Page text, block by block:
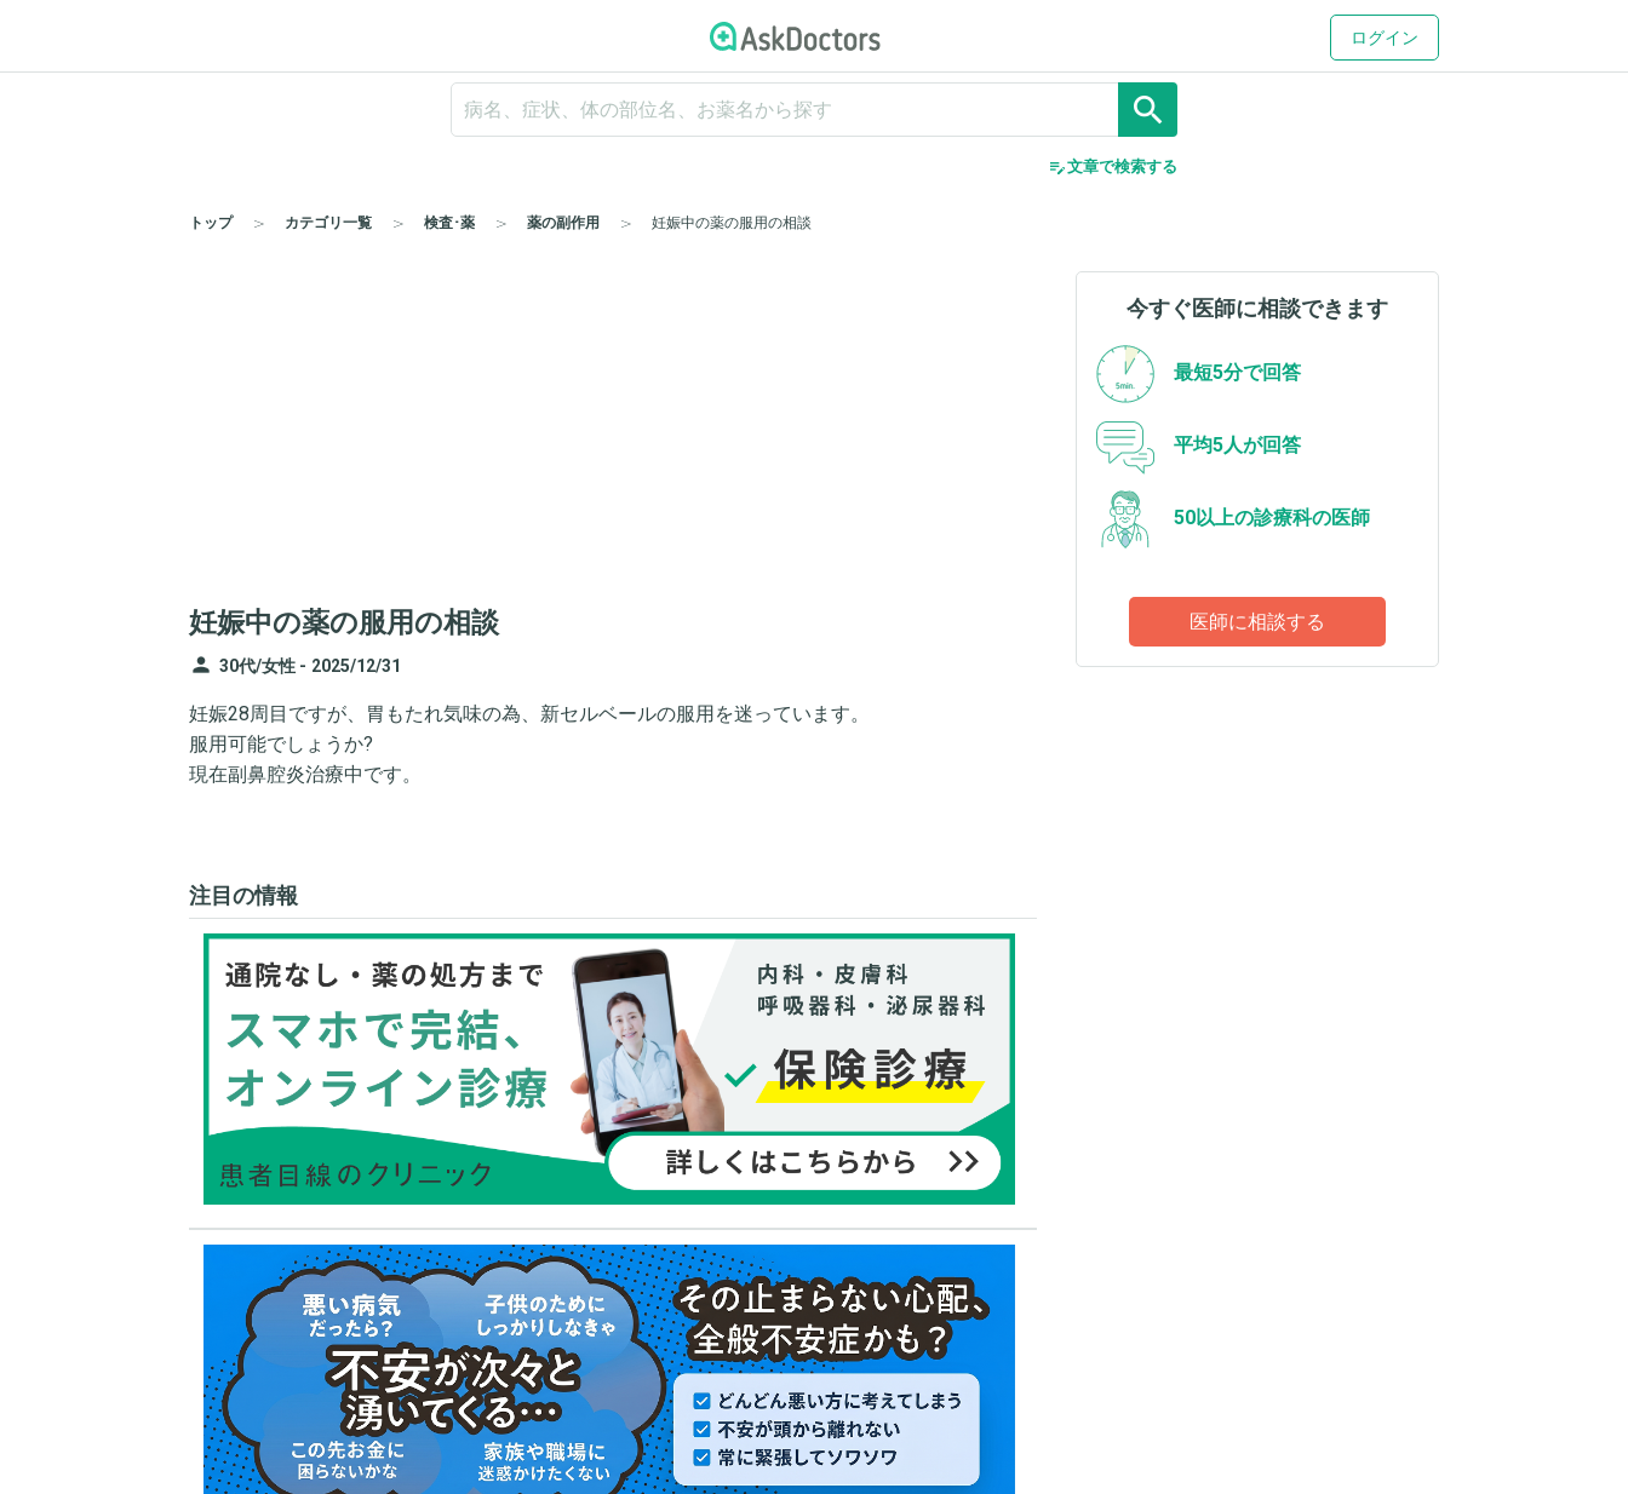
ログイン
search
edit_note文章で検索する
トップ カテゴリ一覧 検査･薬 薬の副作用 妊娠中の薬の服用の相談
妊娠中の薬の服用の相談
person 30代/女性 - 2025/12/31
妊娠28周目ですが、胃もたれ気味の為、新セルベールの服用を迷っています。
服用可能でしょうか?
現在副鼻腔炎治療中です。
注目の情報
今すぐ医師に相談できます
最短5分で回答
平均5人が回答
50以上の診療科の医師
医師に相談する